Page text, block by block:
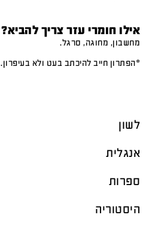
אילו חומרי עזר צריך להביא?
מחשבון, מחוגה, סרגל.
*הפתרון חייב להיכתב בעט ולא בעיפרון.
לשון
אנגלית
ספרות
היסטוריה